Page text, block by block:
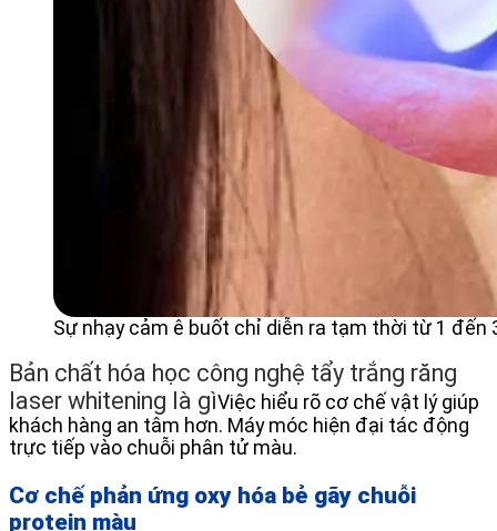
Sự nhạy cảm ê buốt chỉ diễn ra tạm thời từ 1 đến
Bản chất hóa học công nghệ tẩy trắng răng
laser whitening là gìViệc hiểu rõ cơ chế vật lý giúp
khách hàng an tâm hơn. Máy móc hiện đại tác động
trực tiếp vào chuỗi phân tử màu.
Cơ chế phản ứng oxy hóa bẻ gãy chuỗi
protein màu